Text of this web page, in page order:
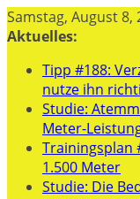
Zum
Inhalt
Samstag, August 8,
Aktuelles:
Tipp #188:
nutze ihn
Studie:
Meter-
Trainingsplan
1.500 Meter
Studie: Die